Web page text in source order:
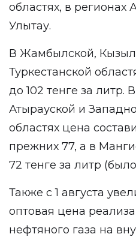
областях, в регионах
Улытау.
В Жамбылской,
Туркестанской
до 102 тенге за литр.
Атырауской и
областях цена
прежних 77, а в
72 тенге за литр
Также с 1 августа
оптовая цена
нефтяного газа на